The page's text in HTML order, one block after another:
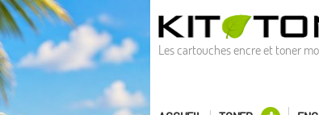
Les cartouches encre et toner